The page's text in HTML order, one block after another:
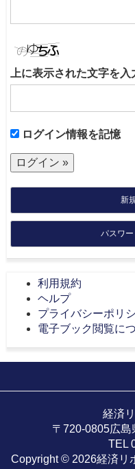
上に表示された文字を入
ログイン情報を記憶
新
パスワ
利用規約
ヘルプ
プライバシーポリ
電子ブック閲覧に
経済
〒720-0805広
TEL
Copyright © 2026経済リ